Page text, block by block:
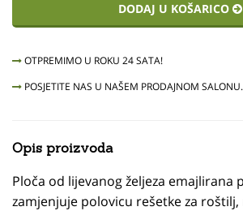
DODAJ U KOŠARICO
OTPREMIMO U ROKU 24 SATA!
POSJETITE NAS U NAŠEM PRODAJNOM SALONU.
Opis proizvoda
Ploča od lijevanog željeza emajlirana
zamjenjuje polovicu rešetke za